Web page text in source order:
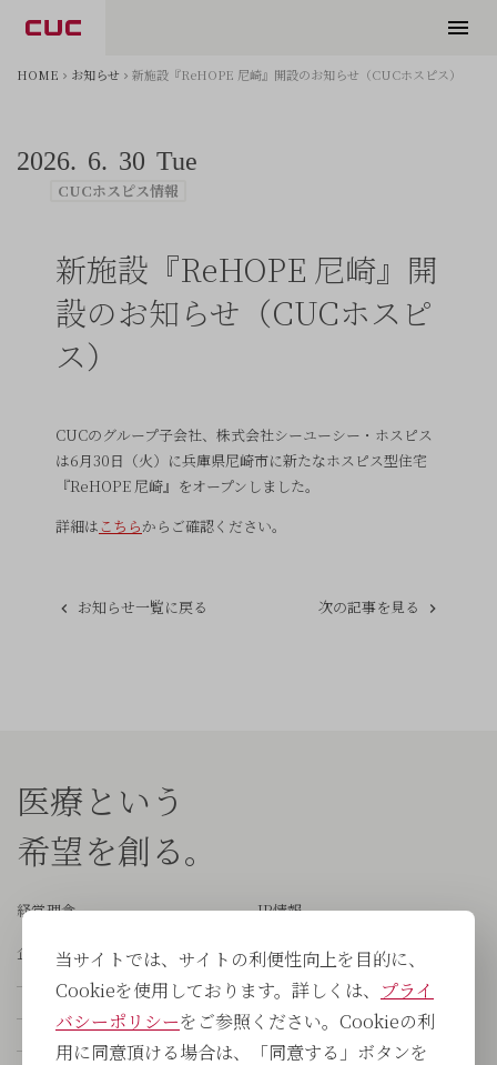
HOME お知らせ 新施設『ReHOPE 尼崎』開設のお知らせ（CUCホスピス）
新施設『ReHOPE 尼崎』開
設のお知らせ（CUCホスピ
ス）
2026. 6. 30 Tue
CUCホスピス情報
CUCのグループ子会社、株式会社シーユーシー・ホスピス
は6月30日（火）に兵庫県尼崎市に新たなホスピス型住宅
『ReHOPE 尼崎』をオープンしました。
詳細は こちらからご確認ください。
お知らせ一覧に戻る 次の記事を見る
医療という
希望を創る。
経営理念
企業情報
会社概要
役員紹介
国内外の医療の負
IR情報
サステナビリティ
採用情報
新卒採用
中途採用
当サイトでは、サイトの利便性向上を目的に、
Cookieを使用しております。詳しくは、 プライ
バシーポリシーをご参照ください。Cookieの利
用に同意頂ける場合は、「同意する」ボタンを